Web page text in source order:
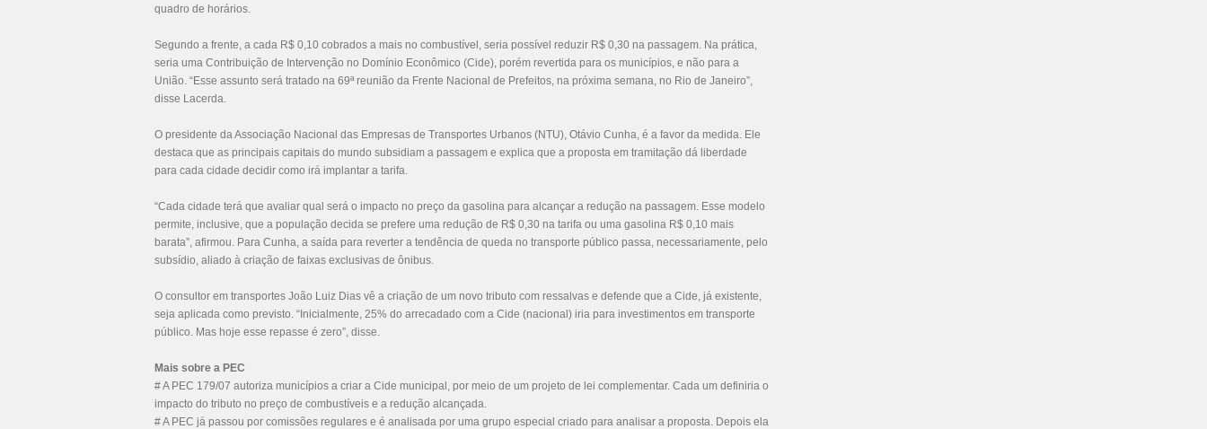
quadro de horários.
Segundo a frente, a cada R$ 0,10 cobrados a mais no combustível, seria possível reduzir R$ 0,30 na passagem. Na prática,
seria uma Contribuição de Intervenção no Domínio Econômico (Cide), porém revertida para os municípios, e não para a
União. “Esse assunto será tratado na 69ª reunião da Frente Nacional de Prefeitos, na próxima semana, no Rio de Janeiro”,
disse Lacerda.
O presidente da Associação Nacional das Empresas de Transportes Urbanos (NTU), Otávio Cunha, é a favor da medida. Ele
destaca que as principais capitais do mundo subsidiam a passagem e explica que a proposta em tramitação dá liberdade
para cada cidade decidir como irá implantar a tarifa.
“Cada cidade terá que avaliar qual será o impacto no preço da gasolina para alcançar a redução na passagem. Esse modelo
permite, inclusive, que a população decida se prefere uma redução de R$ 0,30 na tarifa ou uma gasolina R$ 0,10 mais
barata”, afirmou. Para Cunha, a saída para reverter a tendência de queda no transporte público passa, necessariamente, pelo
subsídio, aliado à criação de faixas exclusivas de ônibus.
O consultor em transportes João Luiz Dias vê a criação de um novo tributo com ressalvas e defende que a Cide, já existente,
seja aplicada como previsto. “Inicialmente, 25% do arrecadado com a Cide (nacional) iria para investimentos em transporte
público. Mas hoje esse repasse é zero”, disse.
Mais sobre a PEC
# A PEC 179/07 autoriza municípios a criar a Cide municipal, por meio de um projeto de lei complementar. Cada um definiria o
impacto do tributo no preço de combustíveis e a redução alcançada.
# A PEC já passou por comissões regulares e é analisada por uma grupo especial criado para analisar a proposta. Depois ela